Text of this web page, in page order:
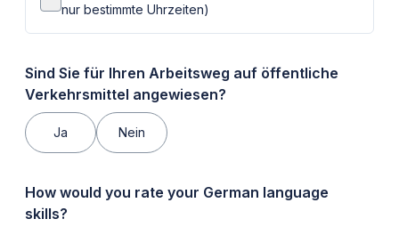
nur bestimmte Uhrzeiten)
Sind Sie für Ihren Arbeitsweg auf öffentliche
Verkehrsmittel angewiesen?
Ja Nein
How would you rate your German language
skills?